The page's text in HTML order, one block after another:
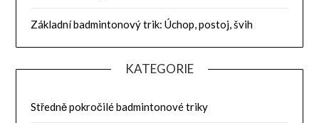
Základní badmintonový trik: Úchop, postoj, švih
KATEGORIE
Středně pokročilé badmintonové triky